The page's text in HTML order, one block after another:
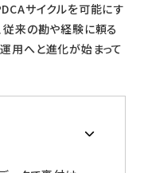
サイクルを可能にす
従来の勘や経験に頼る
用へと進化が始まって